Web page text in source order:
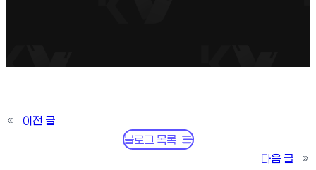
«
이전 글
블로그 목록
다음 글
»